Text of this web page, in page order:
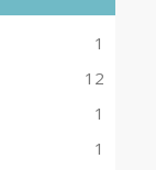
1
12
1
1